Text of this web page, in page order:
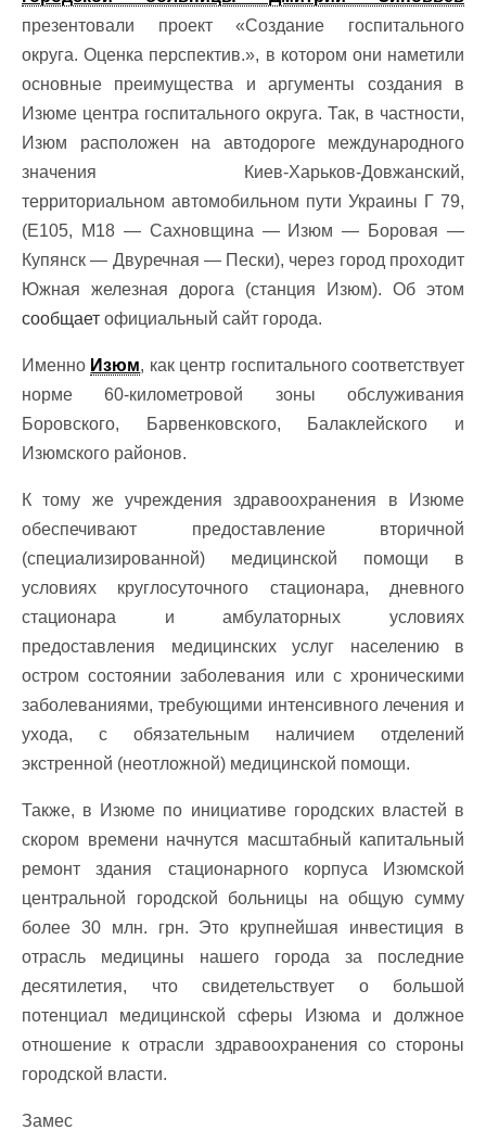
презентовали проект «Создание госпитального
округа. Оценка перспектив.», в котором они наметили
основные преимущества и аргументы создания в
Изюме центра госпитального округа. Так, в частности,
Изюм расположен на автодороге международного
значения Киев-Харьков-Довжанский,
территориальном автомобильном пути Украины Г 79,
(E105, М18 — Сахновщина — Изюм — Боровая —
Купянск — Двуречная — Пески), через город проходит
Южная железная дорога (станция Изюм). Об этом
сообщает официальный сайт города.
Именно Изюм, как центр госпитального соответствует
норме 60-километровой зоны обслуживания
Боровского, Барвенковского, Балаклейского и
Изюмского районов.
К тому же учреждения здравоохранения в Изюме
обеспечивают предоставление вторичной
(специализированной) медицинской помощи в
условиях круглосуточного стационара, дневного
стационара и амбулаторных условиях
предоставления медицинских услуг населению в
остром состоянии заболевания или с хроническими
заболеваниями, требующими интенсивного лечения и
ухода, с обязательным наличием отделений
экстренной (неотложной) медицинской помощи.
Также, в Изюме по инициативе городских властей в
скором времени начнутся масштабный капитальный
ремонт здания стационарного корпуса Изюмской
центральной городской больницы на общую сумму
более 30 млн. грн. Это крупнейшая инвестиция в
отрасль медицины нашего города за последние
десятилетия, что свидетельствует о большой
потенциал медицинской сферы Изюма и должное
отношение к отрасли здравоохранения со стороны
городской власти.
Замес